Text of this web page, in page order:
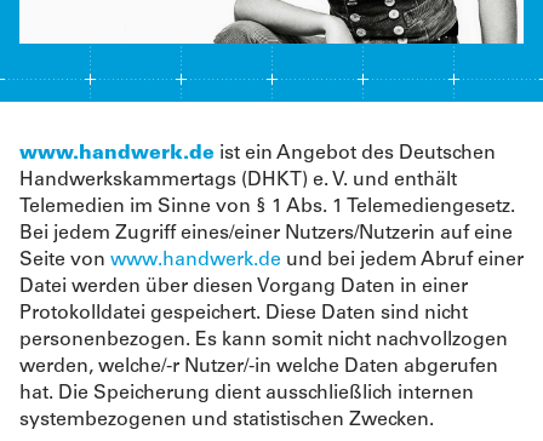
www.handwerk.de ist ein Angebot des Deutschen
Handwerkskammertags (DHKT) e. V. und enthält
Telemedien im Sinne von § 1 Abs. 1 Telemediengesetz.
Bei jedem Zugriff eines/einer Nutzers/Nutzerin auf eine
Seite von www.handwerk.de und bei jedem Abruf einer
Datei werden über diesen Vorgang Daten in einer
Protokolldatei gespeichert. Diese Daten sind nicht
personenbezogen. Es kann somit nicht nachvollzogen
werden, welche/-r Nutzer/-in welche Daten abgerufen
hat. Die Speicherung dient ausschließlich internen
systembezogenen und statistischen Zwecken.